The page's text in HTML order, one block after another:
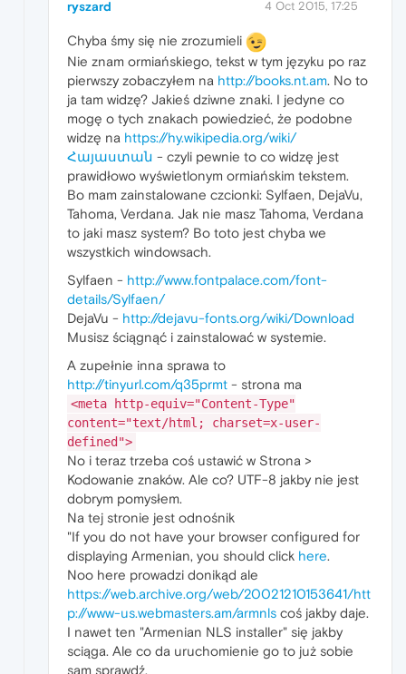
ryszard 4 Oct 2015, 17:25
Chyba śmy się nie zrozumieli
Nie znam ormiańskiego, tekst w tym języku po raz
pierwszy zobaczyłem na http://books.nt.am. No to
ja tam widzę? Jakieś dziwne znaki. I jedyne co
mogę o tych znakach powiedzieć, że podobne
widzę na https://hy.wikipedia.org/wiki/
Հայաստան - czyli pewnie to co widzę jest
prawidłowo wyświetlonym ormiańskim tekstem.
Bo mam zainstalowane czcionki: Sylfaen, DejaVu,
Tahoma, Verdana. Jak nie masz Tahoma, Verdana
to jaki masz system? Bo toto jest chyba we
wszystkich windowsach.
Sylfaen - http://www.fontpalace.com/font-
details/Sylfaen/
DejaVu - http://dejavu-fonts.org/wiki/Download
Musisz ściągnąć i zainstalować w systemie.
A zupełnie inna sprawa to
http://tinyurl.com/q35prmt - strona ma
<meta http-equiv="Content-Type"
content="text/html; charset=x-user-
defined">
No i teraz trzeba coś ustawić w Strona >
Kodowanie znaków. Ale co? UTF-8 jakby nie jest
dobrym pomysłem.
Na tej stronie jest odnośnik
"If you do not have your browser configured for
displaying Armenian, you should click here.
Noo here prowadzi donikąd ale
https://web.archive.org/web/20021210153641/htt
p://www-us.webmasters.am/armnls coś jakby daje.
I nawet ten "Armenian NLS installer" się jakby
sciąga. Ale co da uruchomienie go to już sobie
sam sprawdź.